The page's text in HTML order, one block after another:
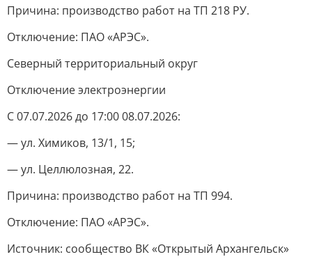
Причина: производство работ на ТП 218 РУ.
Отключение: ПАО «АРЭС».
Северный территориальный округ
Отключение электроэнергии
С 07.07.2026 до 17:00 08.07.2026:
— ул. Химиков, 13/1, 15;
— ул. Целлюлозная, 22.
Причина: производство работ на ТП 994.
Отключение: ПАО «АРЭС».
Источник: сообщество ВК «Открытый Архангельск»